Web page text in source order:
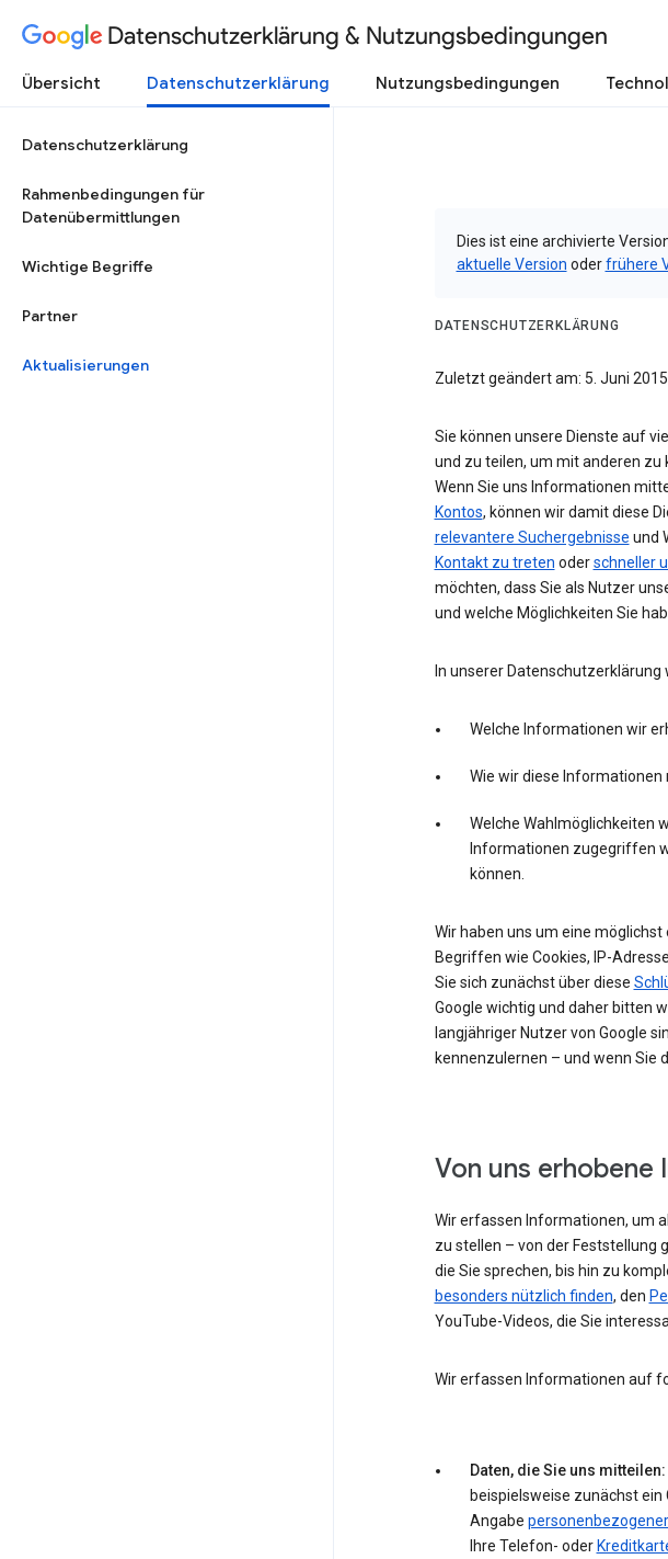
Datenschutzerklärung & Nutzungsbedingungen
Übersicht Datenschutzerklärung Nutzungsbedingungen
Datenschutzerklärung
Rahmenbedingungen für
Datenübermittlungen
Wichtige Begriffe
Partner
Aktualisierungen
Dies ist eine archivierte
aktuelle Version oderfrühere
DATENSCHUTZERKLÄRUNG
Zuletzt geändert am: 5. Juni
Sie können unsere Dienste auf
und zu teilen, um mit anderen
Wenn Sie uns Informationen
Kontos, können wir damit diese
relevantere Suchergebnisse und
Kontakt zu treten oderschneller
möchten, dass Sie als Nutzer
und welche Möglichkeiten Sie
In unserer Datenschutzerklärung
Welche Informationen wir
Wie wir diese Informationen
Welche Wahlmöglichkeiten
Informationen zugegriffen
können.
Wir haben uns um eine
Begriffen wie Cookies, IP-
Sie sich zunächst über diese
Google wichtig und daher bitten
langjähriger Nutzer von Google
kennenzulernen – und wenn Sie
Von uns erhobene
Wir erfassen Informationen, um
zu stellen – von der Feststellung
die Sie sprechen, bis hin zu
besonders nützlich finden, den
YouTube-Videos, die Sie
Wir erfassen Informationen auf
Daten, die Sie uns mitteilen:
beispielsweise zunächst
Angabe
Ihre Telefon- oder